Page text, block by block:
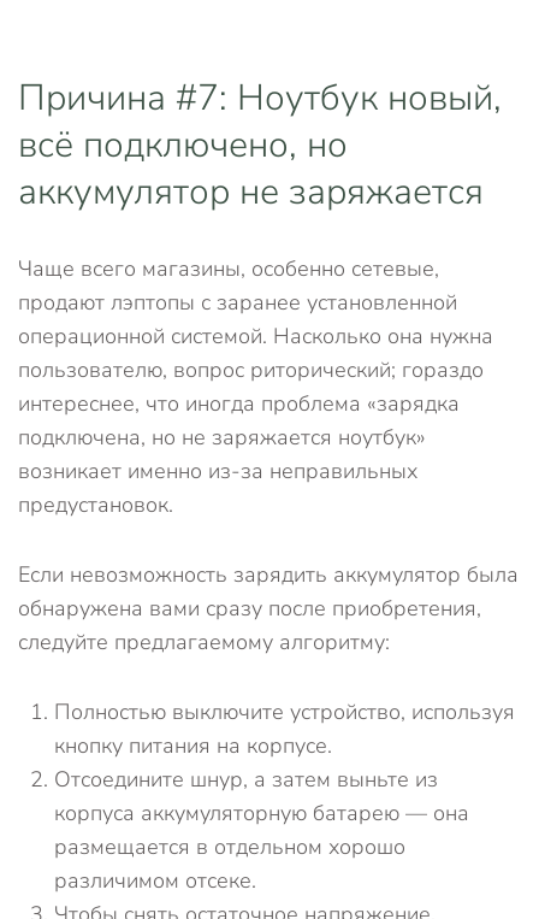
Причина #7: Ноутбук новый,
всё подключено, но
аккумулятор не заряжается
Чаще всего магазины, особенно сетевые,
продают лэптопы с заранее установленной
операционной системой. Насколько она нужна
пользователю, вопрос риторический; гораздо
интереснее, что иногда проблема «зарядка
подключена, но не заряжается ноутбук»
возникает именно из-за неправильных
предустановок.
Если невозможность зарядить аккумулятор была
обнаружена вами сразу после приобретения,
следуйте предлагаемому алгоритму:
Полностью выключите устройство, используя
кнопку питания на корпусе.
Отсоедините шнур, а затем выньте из
корпуса аккумуляторную батарею — она
размещается в отдельном хорошо
различимом отсеке.